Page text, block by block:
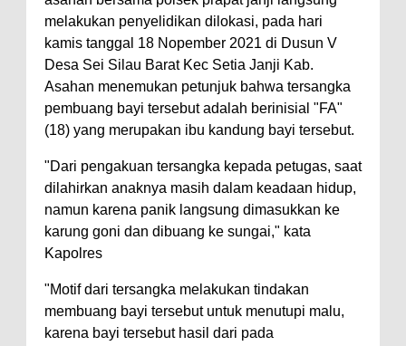
melakukan penyelidikan dilokasi, pada hari
kamis tanggal 18 Nopember 2021 di Dusun V
Desa Sei Silau Barat Kec Setia Janji Kab.
Asahan menemukan petunjuk bahwa tersangka
pembuang bayi tersebut adalah berinisial "FA"
(18) yang merupakan ibu kandung bayi tersebut.
"Dari pengakuan tersangka kepada petugas, saat
dilahirkan anaknya masih dalam keadaan hidup,
namun karena panik langsung dimasukkan ke
karung goni dan dibuang ke sungai," kata
Kapolres
"Motif dari tersangka melakukan tindakan
membuang bayi tersebut untuk menutupi malu,
karena bayi tersebut hasil dari pada